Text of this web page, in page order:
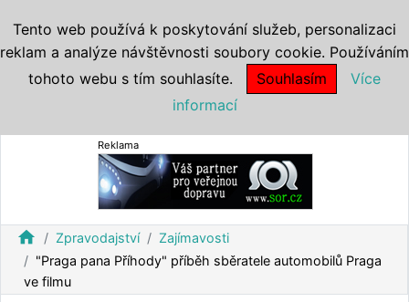
Reklama
home Zpravodajství
Zajímavosti
"Praga pana Příhody" příběh sběratele automobilů Praga
ve filmu
Tento web používá k poskytování služeb, personalizaci
reklam a analýze návštěvnosti soubory cookie. Používáním
tohoto webu s tím souhlasíte.
Souhlasím
Více
informací